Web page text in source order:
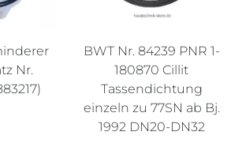
Nr.
BWT Nr. 84239 PNR 1-
180870 Cillit
Tassendichtung
einzeln zu 77SN ab Bj.
1992 DN20-DN32